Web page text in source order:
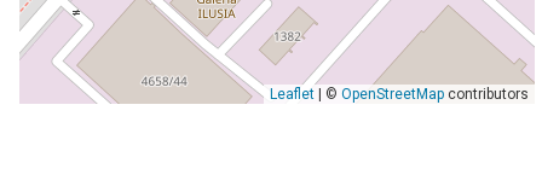
Leaflet| © OpenStreetMapcontributors